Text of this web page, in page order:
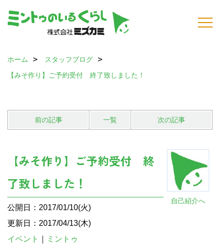
ホーム
スタッフブログ
【みそ作り】ご予約受付 終了致しました！
前の記事 一覧 次の記事
自己紹介へ
【みそ作り】ご予約受付 終
了致しました！
公開日：2017/01/10(火)
更新日：2017/04/13(木)
イベント
ミントゥ